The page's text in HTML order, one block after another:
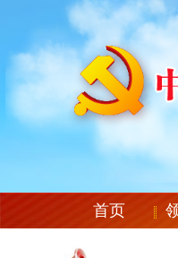
首页